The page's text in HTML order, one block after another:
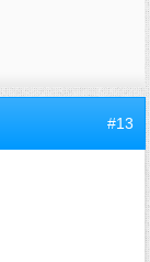
#13